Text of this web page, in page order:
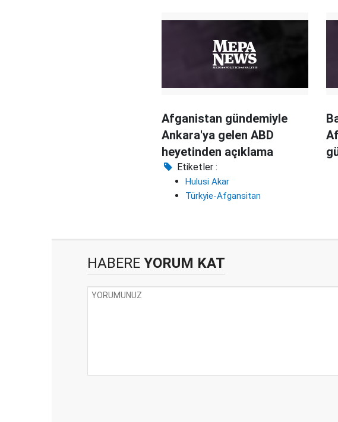
Afganistan gündemiyle
Ankara'ya gelen ABD
heyetinden açıklama
Etiketler :
Hulusi Akar
Türkyie-Afgansitan
HABERE YORUM KAT